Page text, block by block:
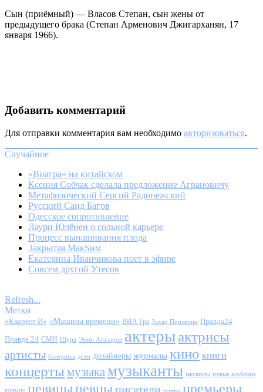
Сын (приёмный) — Власов Степан, сын жены от
предыдущего брака (Степан Арменович Джигарханян, 17
января 1966).
Добавить комментарий
Для отправки комментария вам необходимо авторизоваться.
Случайное
«Виагра» на китайском
Ксения Собчак сделала предложение Аграновичу
Метафизический Сергий Радонежский
Русский Саид Багов
Одесское сопротивление
Лаури Юлёнен о сольной карьере
Процесс вынашивания плода
Закрытая МакSим
Екатерина Иванчикова поет в эфире
Совсем другой Утесов
Refresh...
Метки
«Квартет И» «Машина времени» ВИА Гра Захар Прилепин Правда24
Правда 24 СМИ Шура Эмин Агаларов актерыактрисы
артисты балерины дети дизайнеры журналы кино книги
концерты музыкамузыканты мюзиклы новые альбомы
певицыпевцыписатели премьеры